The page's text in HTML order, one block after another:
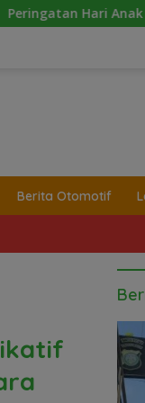
di Sejumlah
Berita Otomotif